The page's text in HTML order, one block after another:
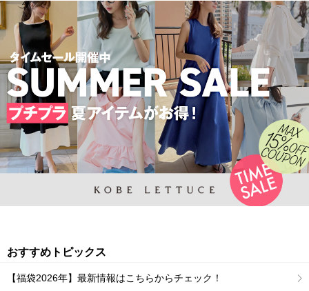
おすすめトピックス
【福袋2026年】最新情報はこちらからチェック！